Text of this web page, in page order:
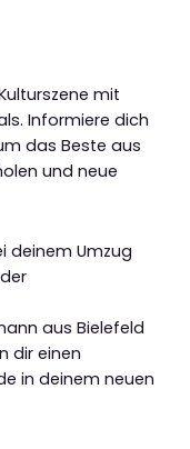
mit
Informiere dich
das Beste aus
und neue
deinem Umzug
aus Bielefeld
dir einen
in deinem neuen